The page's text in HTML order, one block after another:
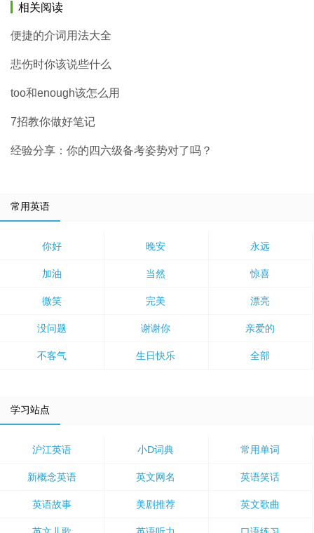
相关阅读
便捷的介词用法大全
悲伤时你该说些什么
too和enough该怎么用
7招教你做好笔记
经验分享：你的四六级备考姿势对了吗？
常用英语
你好 晚安 永远
加油 当然 惊喜
微笑 完美 漂亮
没问题 谢谢你 亲爱的
不客气 生日快乐 全部
学习站点
沪江英语 小D词典 常用单词
新概念英语 英文网名 英语笑话
英语故事 美剧推荐 英文歌曲